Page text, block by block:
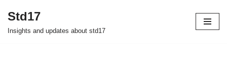
Skip
Std17
Insights and updates about std17